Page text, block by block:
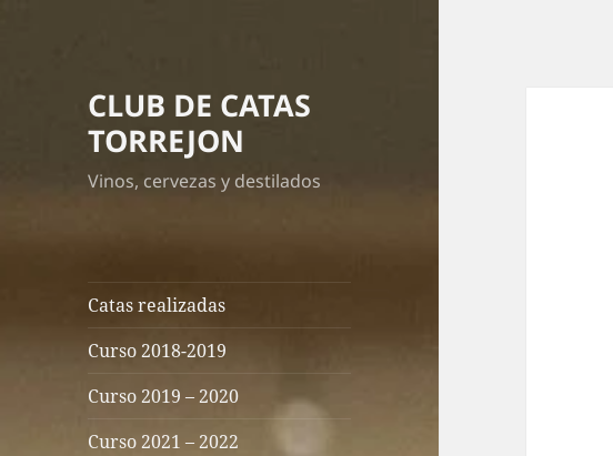
CLUB DE CATAS
TORREJON
Vinos, cervezas y destilados
Catas realizadas
Curso 2018-2019
Curso 2019 – 2020
Curso 2021 – 2022